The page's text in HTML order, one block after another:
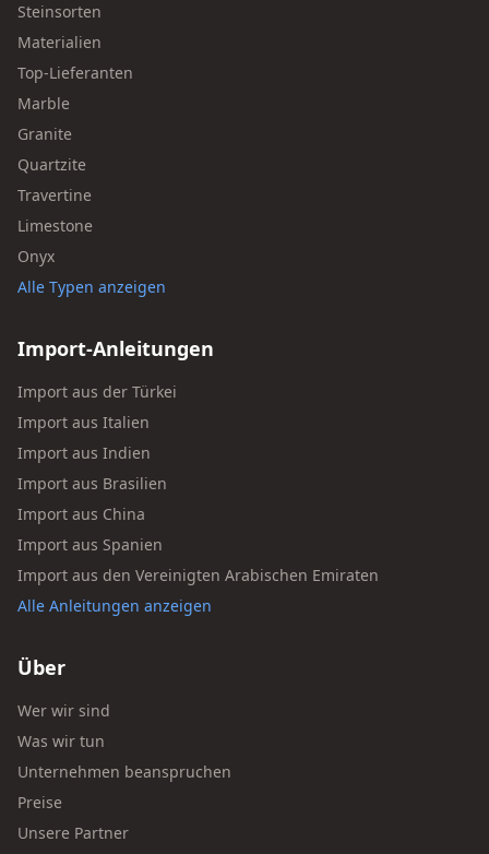
Steinsorten
Materialien
Top-Lieferanten
Marble
Granite
Quartzite
Travertine
Limestone
Onyx
Alle Typen anzeigen
Import-Anleitungen
Import aus der Türkei
Import aus Italien
Import aus Indien
Import aus Brasilien
Import aus China
Import aus Spanien
Import aus den Vereinigten Arabischen Emiraten
Alle Anleitungen anzeigen
Über
Wer wir sind
Was wir tun
Unternehmen beanspruchen
Preise
Unsere Partner